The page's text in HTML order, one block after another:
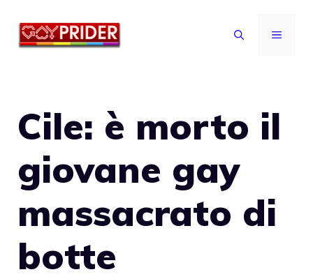
MENU
Cile: è morto il
giovane gay
massacrato di
botte